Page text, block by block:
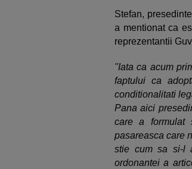
Stefan,
a mentionat ca
reprezentantii
"Iata ca acum
faptului ca
conditionalitati
Pana aici
care a formulat
pasareasca care
stie cum sa si-l
ordonantei a